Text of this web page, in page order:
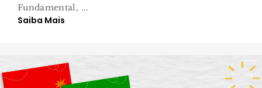
Fundamental, ...
Saiba Mais